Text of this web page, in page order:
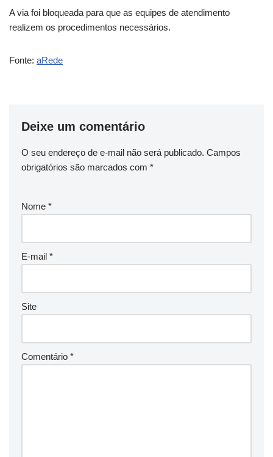
A via foi bloqueada para que as equipes de atendimento
realizem os procedimentos necessários.
Fonte: aRede
Deixe um comentário
O seu endereço de e-mail não será publicado. Campos
obrigatórios são marcados com *
Nome *
E-mail *
Site
Comentário *